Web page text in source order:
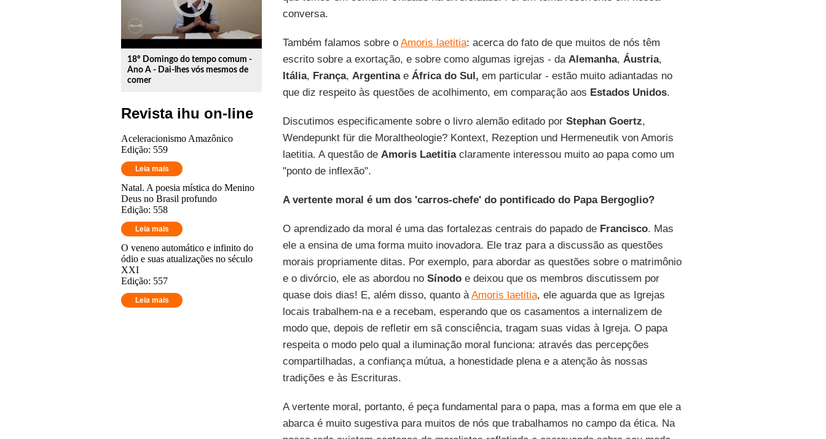
18º Domingo do tempo comum -
Ano A - Dai-lhes vós mesmos de
comer
Revista ihu on-line
Aceleracionismo Amazônico
Edição: 559
Leia mais
Natal. A poesia mística do Menino
Deus no Brasil profundo
Edição: 558
Leia mais
O veneno automático e infinito do
ódio e suas atualizações no século
XXI
Edição: 557
Leia mais
conversa.
Também falamos sobre o Amoris laetitia: acerca do fato de que muitos de nós têm
escrito sobre a exortação, e sobre como algumas igrejas - da Alemanha, Áustria,
Itália, França, Argentinae África do Sul, em particular - estão muito adiantadas no
que diz respeito às questões de acolhimento, em comparação aos Estados Unidos.
Discutimos especificamente sobre o livro alemão editado por Stephan Goertz,
Wendepunkt für die Moraltheologie? Kontext, Rezeption und Hermeneutik von Amoris
laetitia. A questão de Amoris Laetitiaclaramente interessou muito ao papa como um
"ponto de inflexão".
A vertente moral é um dos 'carros-chefe' do pontificado do Papa Bergoglio?
O aprendizado da moral é uma das fortalezas centrais do papado de Francisco. Mas
ele a ensina de uma forma muito inovadora. Ele traz para a discussão as questões
morais propriamente ditas. Por exemplo, para abordar as questões sobre o matrimônio
e o divórcio, ele as abordou no Sínodoe deixou que os membros discutissem por
quase dois dias! E, além disso, quanto àAmoris laetitia, ele aguarda que as Igrejas
locais trabalhem-na e a recebam, esperando que os casamentos a internalizem de
modo que, depois de refletir em sã consciência, tragam suas vidas à Igreja. O papa
respeita o modo pelo qual a iluminação moral funciona: através das percepções
compartilhadas, a confiança mútua, a honestidade plena e a atenção às nossas
tradições e às Escrituras.
A vertente moral, portanto, é peça fundamental para o papa, mas a forma em que ele a
abarca é muito sugestiva para muitos de nós que trabalhamos no campo da ética. Na